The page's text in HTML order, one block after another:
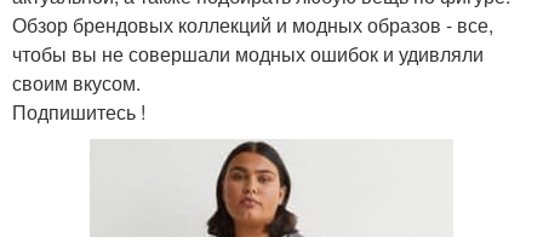
Обзор брендовых коллекций и модных образов - все,
чтобы вы не совершали модных ошибок и удивляли
своим вкусом.
Подпишитесь !